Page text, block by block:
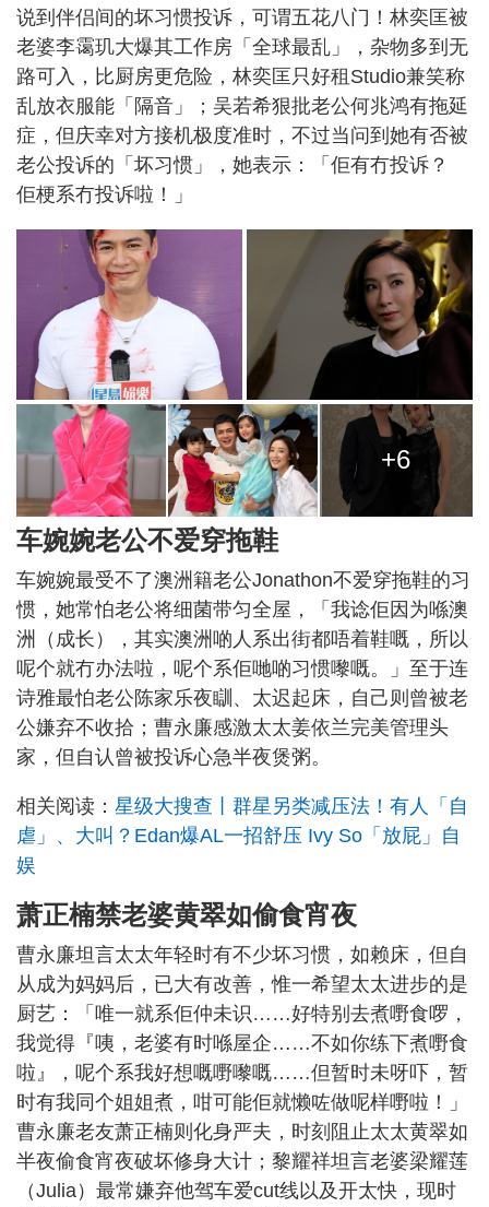
说到伴侣间的坏习惯投诉，可谓五花八门！林奕匡被
老婆李霭玑大爆其工作房「全球最乱」，杂物多到无
路可入，比厨房更危险，林奕匡只好租Studio兼笑称
乱放衣服能「隔音」；吴若希狠批老公何兆鸿有拖延
症，但庆幸对方接机极度准时，不过当问到她有否被
老公投诉的「坏习惯」，她表示：「佢有冇投诉？
佢梗系冇投诉啦！」
+6
车婉婉老公不爱穿拖鞋
车婉婉最受不了澳洲籍老公Jonathon不爱穿拖鞋的习
惯，她常怕老公将细菌带匀全屋，「我谂佢因为喺澳
洲（成长），其实澳洲啲人系出街都唔着鞋嘅，所以
呢个就冇办法啦，呢个系佢哋啲习惯嚟嘅。」至于连
诗雅最怕老公陈家乐夜瞓、太迟起床，自己则曾被老
公嫌弃不收拾；曹永廉感激太太姜依兰完美管理头
家，但自认曾被投诉心急半夜煲粥。
相关阅读： 星级大搜查丨群星另类减压法！有人「自
虐」、大叫？Edan爆AL一招舒压 Ivy So「放屁」自
娱
萧正楠禁老婆黄翠如偷食宵夜
曹永廉坦言太太年轻时有不少坏习惯，如赖床，但自
从成为妈妈后，已大有改善，惟一希望太太进步的是
厨艺：「唯一就系佢仲未识……好特别去煮嘢食啰，
我觉得『咦，老婆有时喺屋企……不如你练下煮嘢食
啦』，呢个系我好想嘅嘢嚟嘅……但暂时未呀吓，暂
时有我同个姐姐煮，咁可能佢就懒咗做呢样嘢啦！」
曹永廉老友萧正楠则化身严夫，时刻阻止太太黄翠如
半夜偷食宵夜破坏修身大计；黎耀祥坦言老婆梁耀莲
（Julia）最常嫌弃他驾车爱cut线以及开太快，现时